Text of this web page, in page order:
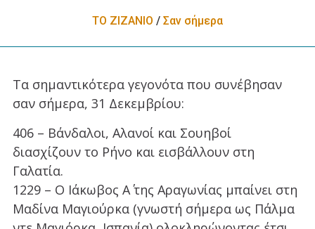
ΤΟ ΖΙΖΑΝΙΟ / Σαν σήμερα
Τα σημαντικότερα γεγονότα που συνέβησαν
σαν σήμερα, 31 Δεκεμβρίου:
406 – Βάνδαλοι, Αλανοί και Σουηβοί
διασχίζουν το Ρήνο και εισβάλλουν στη
Γαλατία.
1229 – Ο Ιάκωβος Α΄ της Αραγωνίας μπαίνει στη
Μαδίνα Μαγιούρκα (γνωστή σήμερα ως Πάλμα